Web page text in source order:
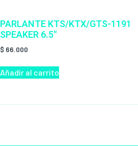
PARLANTE KTS/KTX/GTS-1191
SPEAKER 6.5″
$ 66.000
Añadir al carrito